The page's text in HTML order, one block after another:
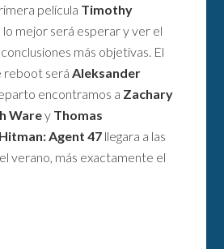
película Timothy
lo mejor será esperar y ver el
más objetivas. El
reboot será Aleksander
encontramos a Zachary
Warey Thomas
Agent 47 llegara a las
verano, más exactamente el